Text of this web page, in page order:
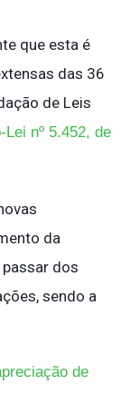
que esta é
das 36
de Leis
Lei nº 5.452, de
da
dos
sendo a
de